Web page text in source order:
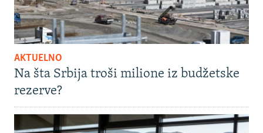
AKTUELNO
Na šta Srbija troši milione iz budžetske
rezerve?